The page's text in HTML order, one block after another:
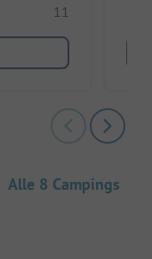
11
Alle 8 Campings